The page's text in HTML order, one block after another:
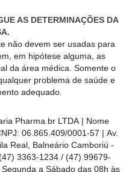
AS DETERMINAÇÕES DA
não devem ser usadas para
em hipótese alguma, as
da área médica. Somente o
problema de saúde e
adequado.
Pharma.br LTDA | Nome
06.865.409/0001-57 | Av.
Real, Balneário Camboriú -
3363-1234 / (47) 99679-
a Sábado das 08h às